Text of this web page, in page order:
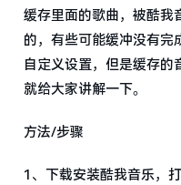
缓存里面的歌曲，被酷我
的，有些可能缓冲没有完
自定义设置，但是缓存的
就给大家讲解一下。
方法/步骤
1、下载安装酷我音乐，